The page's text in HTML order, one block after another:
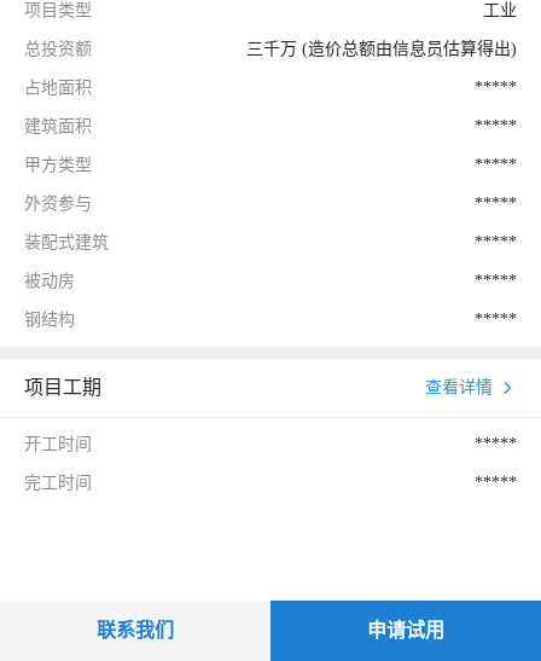
项目类型 工业
总投资额 三千万 (造价总额由信息员估算得出)
占地面积 *****
建筑面积 *****
甲方类型 *****
外资参与 *****
装配式建筑 *****
被动房 *****
钢结构 *****
项目工期 查看详情
开工时间 *****
完工时间 *****
联系我们 申请试用